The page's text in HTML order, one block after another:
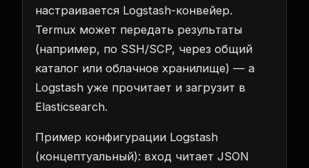
настраивается Logstash-конвейер.
Termux может передать результаты
(например, по SSH/SCP, через общий
каталог или облачное хранилище) — а
Logstash уже прочитает и загрузит в
Elasticsearch.
Пример конфигурации Logstash
(концептуальный): вход читает JSON